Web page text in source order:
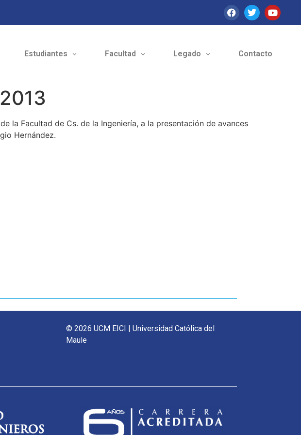
Estudiantes Facultad Legado Contacto
la Facultad de Cs. de la Ingeniería, a la presentación de avances
Hernández.
© 2026 UCM EICI | Universidad Católica del
Maule